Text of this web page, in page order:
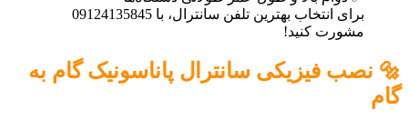
برای انتخاب بهترین تلفن سانترال، با 09124135845
مشورت کنید!
🔩 نصب فیزیکی سانترال پاناسونیک گام به
گام